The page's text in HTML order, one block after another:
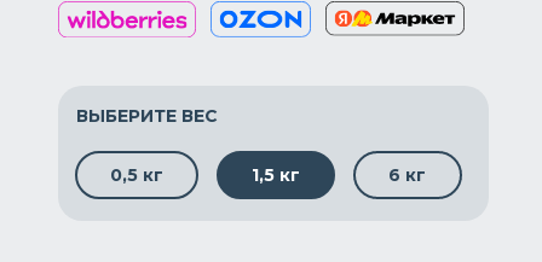
ВЫБЕРИТЕ ВЕС
0,5 кг 1,5 кг 6 кг